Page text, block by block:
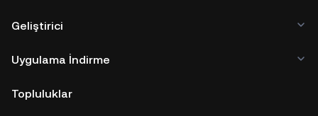
Geliştirici
Uygulama İndirme
Topluluklar